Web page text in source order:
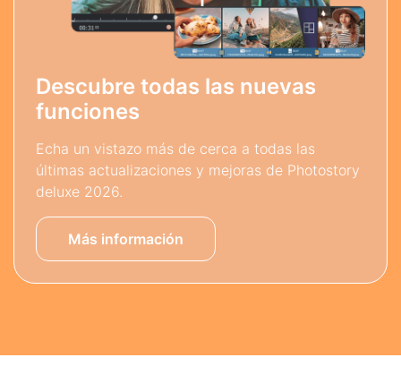
Descubre todas las nuevas
funciones
Echa un vistazo más de cerca a todas las
últimas actualizaciones y mejoras de Photostory
deluxe 2026.
Más información